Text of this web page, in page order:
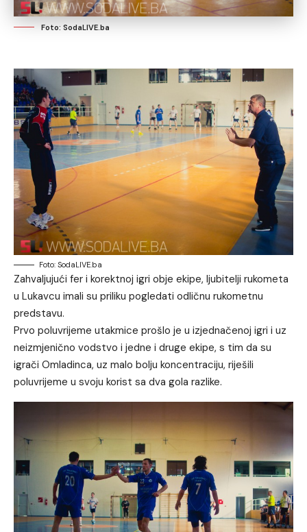
Foto: SodaLIVE.ba
Foto: SodaLIVE.ba
Zahvaljujući fer i korektnoj igri obje ekipe, ljubitelji rukometa
u Lukavcu imali su priliku pogledati odličnu rukometnu
predstavu.
Prvo poluvrijeme utakmice prošlo je u izjednačenoj igri i uz
neizmjenično vodstvo i jedne i druge ekipe, s tim da su
igrači Omladinca, uz malo bolju koncentraciju, riješili
poluvrijeme u svoju korist sa dva gola razlike.